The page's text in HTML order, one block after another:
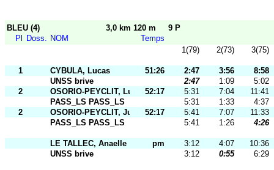
BLEU (4) 3,0 km 120 m
9 P
Pl
Doss. NOM
Temps
1(79)
2(73) 3(75)
1 CYBULA, Lucas 51:26 2:47 3:56
8:58
UNSS brive
2:47 1:09
5:02
2
OSORIO-PEYCLIT, Lucie 52:17 5:31 7:04
11:41
PASS_LS PASS_LS
5:31 1:33
4:37
2
OSORIO-PEYCLIT, Juan 52:17 5:41 7:07
11:33
PASS_LS PASS_LS
5:41 1:26 4:26
LE TALLEC, Anaelle pm 3:12 4:07
10:36
UNSS brive
3:12 0:55 6:29